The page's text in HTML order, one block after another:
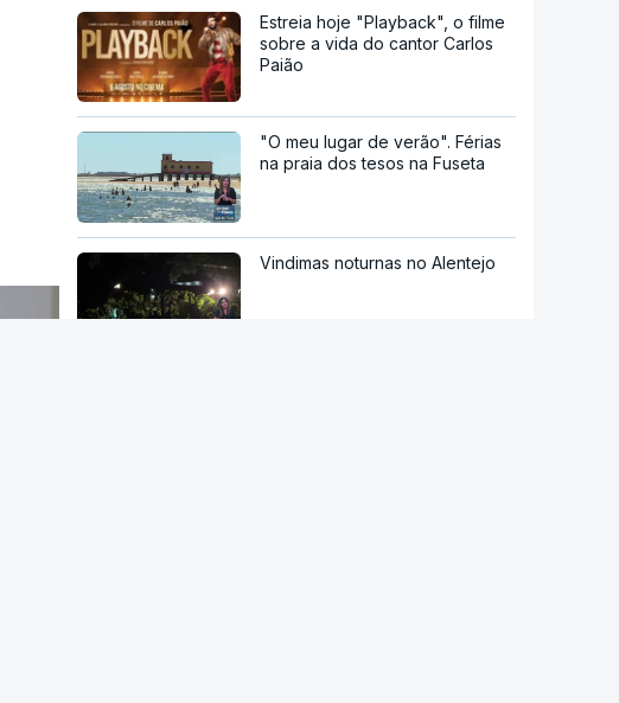
Estreia hoje "Playback", o filme
sobre a vida do cantor Carlos
Paião
"O meu lugar de verão". Férias
na praia dos tesos na Fuseta
Vindimas noturnas no Alentejo